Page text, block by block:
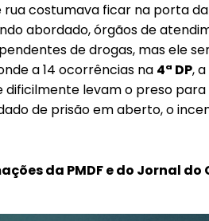
costumava ficar na porta
abordado, órgãos de
de drogas, mas ele
a 14 ocorrências na 4ª DP,
dificilmente levam o preso
de prisão em aberto, o
da PMDF e do Jornal do